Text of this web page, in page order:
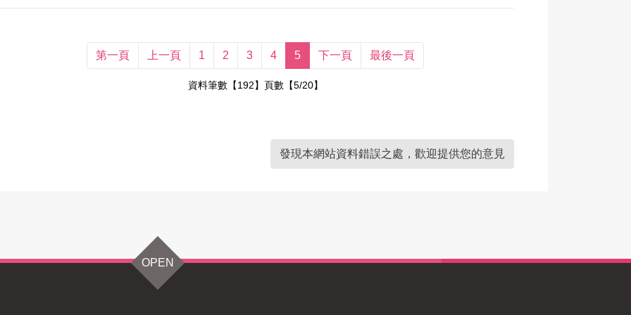
第一頁 上一頁 1 2 3 4 5 下一頁 最後一頁
資料筆數【192】頁數【5/20】
發現本網站資料錯誤之處，歡迎提供您的意見
OPEN